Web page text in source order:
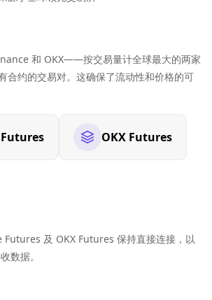
和 OKX——按交易量计全球最大的两家
约的交易对。这确保了流动性和价格的可
OKX Futures
Futures 及 OKX Futures 保持直接连接，以
数据。